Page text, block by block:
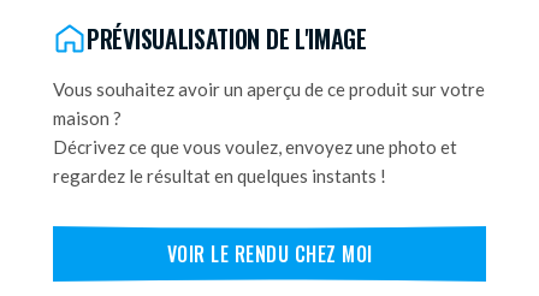
PRÉVISUALISATION DE L'IMAGE
Vous souhaitez avoir un aperçu de ce produit sur votre
maison ?
Décrivez ce que vous voulez, envoyez une photo et
regardez le résultat en quelques instants !
VOIR LE RENDU CHEZ MOI